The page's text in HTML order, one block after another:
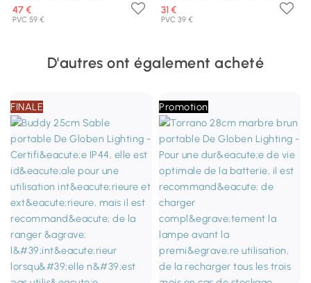
47 €
PVC 59 €
31 €
PVC 39 €
D'autres ont également acheté
FINALE Promotion